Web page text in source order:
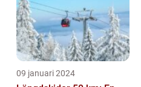
09 januari 2024